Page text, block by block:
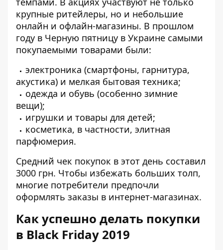
крупные ритейлеры, но и небольшие
онлайн и офлайн-магазины. В прошлом
году в Черную пятницу в Украине самыми
покупаемыми товарами были:
электроника (смартфоны, гарнитура,
акустика) и мелкая бытовая техника;
одежда и обувь (особенно зимние
вещи);
игрушки и товары для детей;
косметика, в частности, элитная
парфюмерия.
Средний чек покупок в этот день составил
3000 грн. Чтобы избежать больших толп,
многие потребители предпочли
оформлять заказы в интернет-магазинах.
Как успешно делать покупки
в Black Friday 2019